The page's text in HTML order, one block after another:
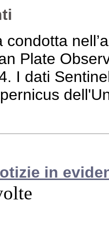
condotta
Plate
I dati
in